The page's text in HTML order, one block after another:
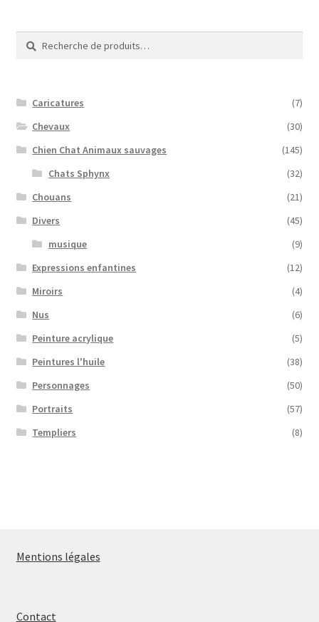
Recherche
pour :
Recherche
Caricatures
(7)
Chevaux
(30)
Chien Chat Animaux sauvages
(145)
Chats Sphynx
(32)
Chouans
(21)
Divers
(45)
musique
(9)
Expressions enfantines
(12)
Miroirs
(4)
Nus
(6)
Peinture acrylique
(5)
Peintures l'huile
(38)
Personnages
(50)
Portraits
(57)
Templiers
(8)
Mentions légales
Contact